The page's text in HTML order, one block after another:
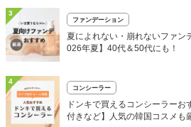
3
ファンデーション
夏によれない・崩れないファン
026年夏】40代＆50代にも！
4
コンシーラー
ドンキで買えるコンシーラー
付きなど】人気の韓国コスメも